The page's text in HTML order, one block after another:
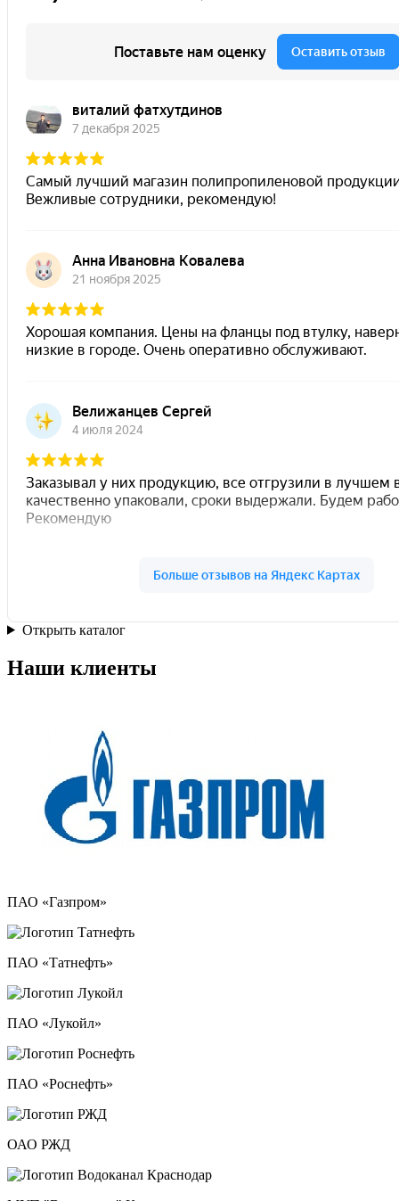
Открыть каталог
Наши клиенты
ПАО «Газпром»
ПАО «Татнефть»
ПАО «Лукойл»
ПАО «Роснефть»
ОАО РЖД